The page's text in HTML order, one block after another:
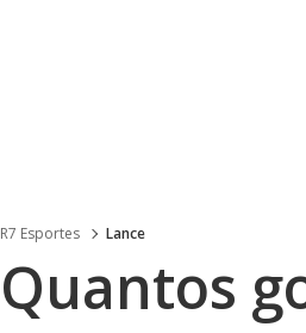
R7 Esportes Lance
Quantos